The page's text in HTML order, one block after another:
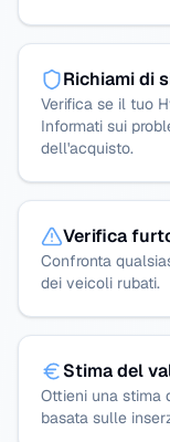
Richiami di
Verifica se il tuo
Informati sui
dell'acquisto.
Verifica
Confronta
dei veicoli rubati.
Stima del
Ottieni una stima
basata sulle